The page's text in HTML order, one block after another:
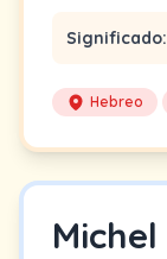
Significado:
Hebreo
Michel